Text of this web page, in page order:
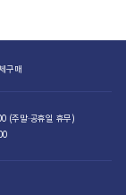
구매
(주말·공휴일 휴무)